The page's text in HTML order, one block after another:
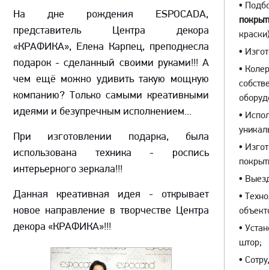
На дне рождения ESPOCADA,
представитель Центра декора
«КРАФИКА», Елена Карпец, преподнесла
подарок - сделанный своими руками!!! А
чем ещё можно удивить такую мощную
компанию? Только самыми креативными
идеями и безупречным исполнением...
При изготовлении подарка, была
использована техника - роспись
интерьерного зеркала!!!
Данная креативная идея - открывает
новое направление в творчестве Центра
декора «КРАФИКА»!!!
•
•
•
•
•
•
•
•
штор;
•